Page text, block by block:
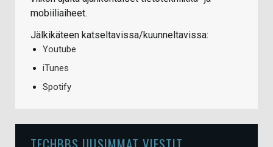
mobiiliaiheet.
Jälkikäteen katseltavissa/kuunneltavissa:
Youtube
iTunes
Spotify